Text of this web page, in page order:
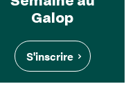
Galop
S'inscrire